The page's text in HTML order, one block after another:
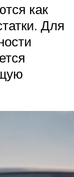
как
Для